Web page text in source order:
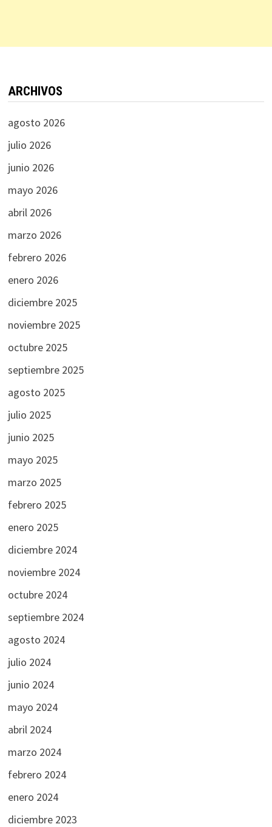
ARCHIVOS
agosto 2026
julio 2026
junio 2026
mayo 2026
abril 2026
marzo 2026
febrero 2026
enero 2026
diciembre 2025
noviembre 2025
octubre 2025
septiembre 2025
agosto 2025
julio 2025
junio 2025
mayo 2025
marzo 2025
febrero 2025
enero 2025
diciembre 2024
noviembre 2024
octubre 2024
septiembre 2024
agosto 2024
julio 2024
junio 2024
mayo 2024
abril 2024
marzo 2024
febrero 2024
enero 2024
diciembre 2023